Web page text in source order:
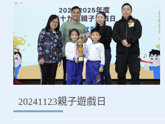
20241123親子遊戲日